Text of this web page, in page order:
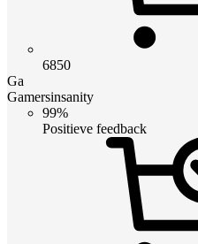
6850
Ga
Gamersinsanity
99%
Positieve feedback